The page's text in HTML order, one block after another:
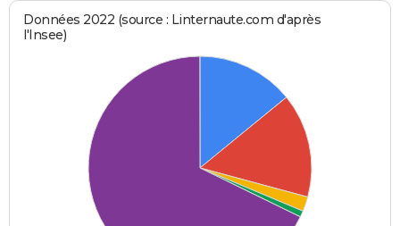
Données 2022 (source : Linternaute.com d'après
l'Insee)